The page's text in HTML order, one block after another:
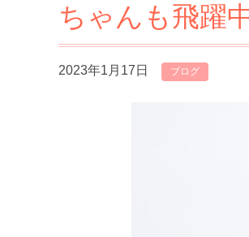
ちゃんも飛躍
2023年1月17日 ブログ